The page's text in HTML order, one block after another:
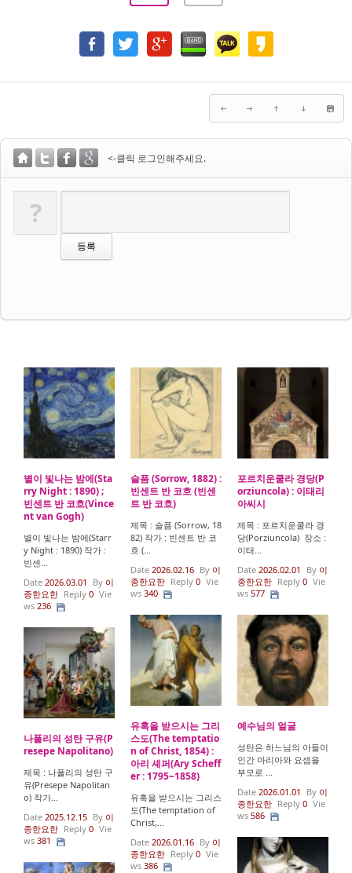
<-클릭 로그인해주세요.
?
별이 빛나는 밤에(Sta
rry Night : 1890) ;
빈센트 반 코흐(Vince
nt van Gogh)
별이 빛나는 밤에(Starr
y Night : 1890) 작가 :
빈센...
Date 2026.03.01 By 이
종한요한 Reply 0 Vie
ws 236
슬픔 (Sorrow, 1882) :
빈센트 반 코흐 (빈센
트 반 코흐)
제목 : 슬픔 (Sorrow, 18
82) 작가 : 빈센트 반 코
흐 (...
Date 2026.02.16 By 이
종한요한 Reply 0 Vie
ws 340
포르치운쿨라 경당(P
orziuncola) : 이태리
아씨시
제목 : 포르치운쿨라 경
당(Porziuncola) 장소 :
이태...
Date 2026.02.01 By 이
종한요한 Reply 0 Vie
ws 577
유혹을 받으시는 그리
스도(The temptatio
n of Christ, 1854) :
아리 셰퍼(Ary Scheff
er : 1795~1858)
유혹을 받으시는 그리스
도(The temptation of
Christ,...
Date 2026.01.16 By 이
종한요한 Reply 0 Vie
ws 386
예수님의 얼굴
성탄은 하느님의 아들이
인간 마리아와 요셉을
부모로 ...
Date 2026.01.01 By 이
종한요한 Reply 0 Vie
ws 586
나폴리의 성탄 구유(P
resepe Napolitano)
제목 : 나폴리의 성탄 구
유(Presepe Napolitan
o) 작가...
Date 2025.12.15 By 이
종한요한 Reply 0 Vie
ws 381